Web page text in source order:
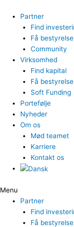
indholdet
Partner
Find
Få
Community
Virksomhed
Find kapital
Få
Soft Funding
Portefølje
Nyheder
Om os
Mød teamet
Karriere
Kontakt os
Menu
Partner
Find
Få